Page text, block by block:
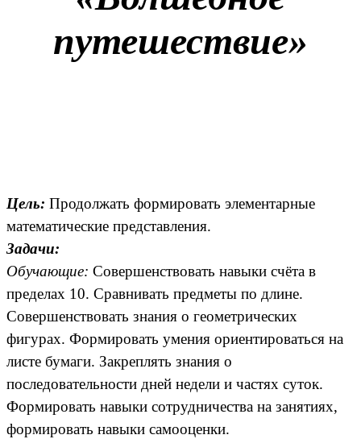
путешествие»
Цель: Продолжать формировать элементарные
математические представления.
Задачи:
Обучающие: Совершенствовать навыки счёта в
пределах 10. Сравнивать предметы по длине.
Совершенствовать знания о геометрических
фигурах. Формировать умения ориентироваться на
листе бумаги. Закреплять знания о
последовательности дней недели и частях суток.
Формировать навыки сотрудничества на занятиях,
формировать навыки самооценки.